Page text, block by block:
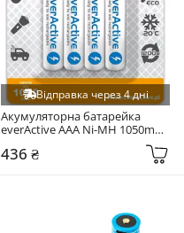
Відправка через 4 дні
Акумуляторна батарейка
everActive AAA Ni-MH 1050mAh
436 ₴